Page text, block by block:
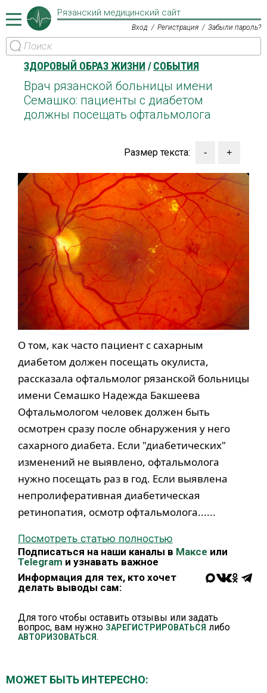
Рязанский медицинский сайт
Вход Регистрация Забыли пароль?
ЗДОРОВЫЙ ОБРАЗ ЖИЗНИ СОБЫТИЯ
Врач рязанской больницы имени
Семашко: пациенты с диабетом
должны посещать офтальмолога
Размер текста:
О том, как часто пациент с сахарным
диабетом должен посещать окулиста,
рассказала офтальмолог рязанской больницы
имени Семашко Надежда Бакшеева
Офтальмологом человек должен быть
осмотрен сразу после обнаружения у него
сахарного диабета. Если "диабетических"
изменений не выявлено, офтальмолога
нужно посещать раз в год. Если выявлена
непролиферативная диабетическая
ретинопатия, осмотр офтальмолога......
Посмотреть статью полностью
Подписаться на наши каналы в Максе или
Telegram и узнавать важное
Информация для тех, кто хочет
делать выводы сам:
Для того чтобы оставить отзывы или задать
вопрос, вам нужно ЗАРЕГИСТРИРОВАТЬСЯ либо
АВТОРИЗОВАТЬСЯ.
МОЖЕТ БЫТЬ ИНТЕРЕСНО: